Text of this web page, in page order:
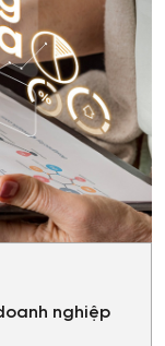
nghiệp